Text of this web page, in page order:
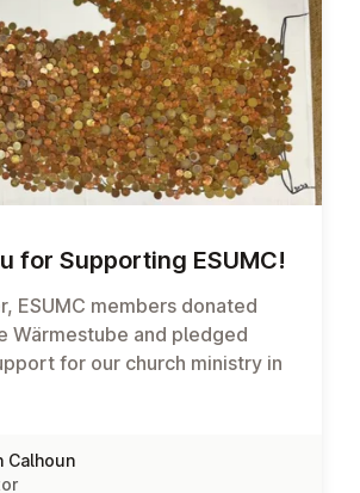
for Sup­port­ing ESUMC!
ESUMC members donated
Wärmestube and pledged
for our church ministry in
Calhoun